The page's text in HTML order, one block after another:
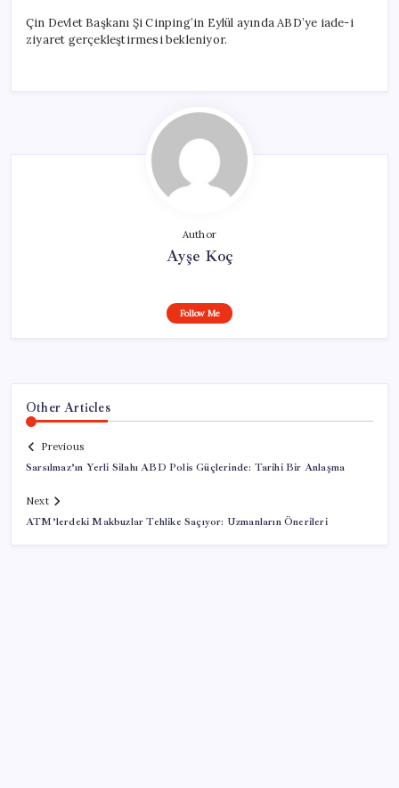
Çin Devlet Başkanı Şi Cinping’in Eylül ayında ABD’ye iade-i
ziyaret gerçekleştirmesi bekleniyor.
Author
Ayşe Koç
Follow Me
Other Articles
Previous
Sarsılmaz’ın Yerli Silahı ABD Polis Güçlerinde: Tarihi Bir Anlaşma
Next
ATM’lerdeki Makbuzlar Tehlike Saçıyor: Uzmanların Önerileri